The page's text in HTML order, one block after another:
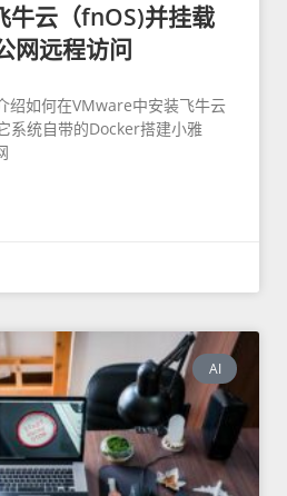
云（fnOS)并挂载
网远程访问
绍如何在VMware中安装飞牛云
系统自带的Docker搭建小雅
AI